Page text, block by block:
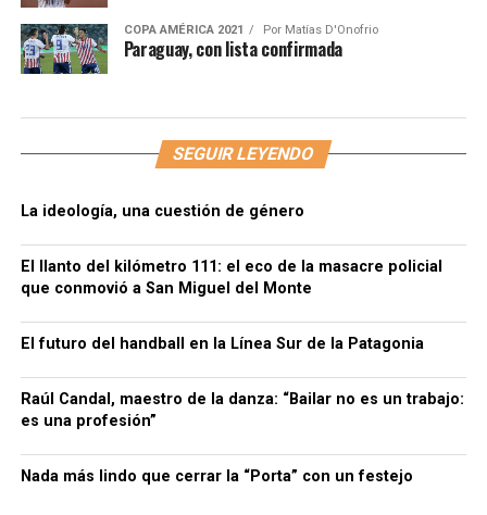
COPA AMÉRICA 2021 Por Matías D'Onofrio
Paraguay, con lista confirmada
SEGUIR LEYENDO
La ideología, una cuestión de género
El llanto del kilómetro 111: el eco de la masacre policial
que conmovió a San Miguel del Monte
El futuro del handball en la Línea Sur de la Patagonia
Raúl Candal, maestro de la danza: “Bailar no es un trabajo:
es una profesión”
Nada más lindo que cerrar la “Porta” con un festejo